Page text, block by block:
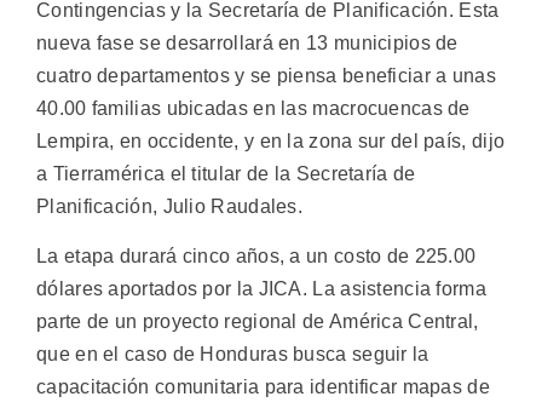
Contingencias y la Secretaría de Planificación. Esta
nueva fase se desarrollará en 13 municipios de
cuatro departamentos y se piensa beneficiar a unas
40.00 familias ubicadas en las macrocuencas de
Lempira, en occidente, y en la zona sur del país, dijo
a Tierramérica el titular de la Secretaría de
Planificación, Julio Raudales.
La etapa durará cinco años, a un costo de 225.00
dólares aportados por la JICA. La asistencia forma
parte de un proyecto regional de América Central,
que en el caso de Honduras busca seguir la
capacitación comunitaria para identificar mapas de